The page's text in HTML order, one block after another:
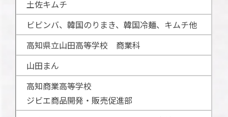
土佐キムチ
ビビンバ、韓国のりまき、韓国冷麺、キムチ他
高知県立山田高等学校 商業科
山田まん
高知商業高等学校
ジビエ商品開発・販売促進部